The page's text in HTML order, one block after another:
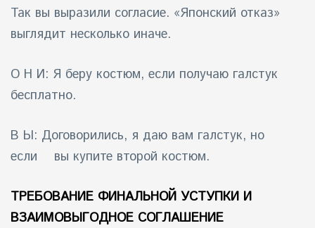
Так вы выразили согласие. «Японский отказ»
выглядит несколько иначе.
О Н И: Я беру костюм, если получаю галстук
бесплатно.
В Ы: Договорились, я даю вам галстук, но
если вы купите второй костюм.
ТРЕБОВАНИЕ ФИНАЛЬНОЙ УСТУПКИ И
ВЗАИМОВЫГОДНОЕ СОГЛАШЕНИЕ